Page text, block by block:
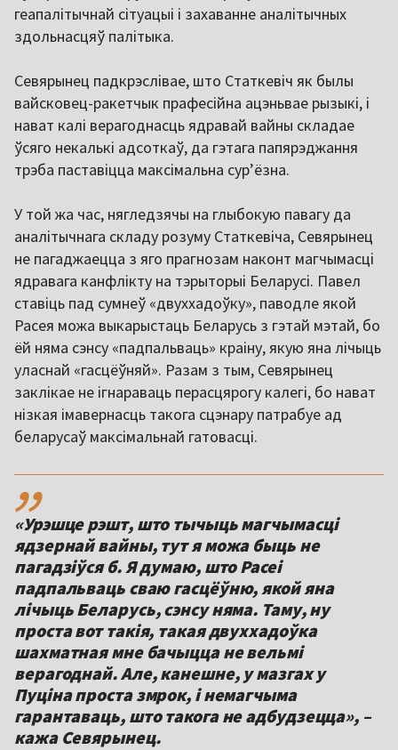
геапалітычнай сітуацыі і захаванне аналітычных
здольнасцяў палітыка.
Севярынец падкрэслівае, што Статкевіч як былы
вайсковец-ракетчык прафесійна ацэньвае рызыкі, і
нават калі верагоднасць ядравай вайны складае
ўсяго некалькі адсоткаў, да гэтага папярэджання
трэба паставіцца максімальна сур’ёзна.
У той жа час, нягледзячы на глыбокую павагу да
аналітычнага складу розуму Статкевіча, Севярынец
не пагаджаецца з яго прагнозам наконт магчымасці
ядравага канфлікту на тэрыторыі Беларусі. Павел
ставіць пад сумнеў «двуххадоўку», паводле якой
Расея можа выкарыстаць Беларусь з гэтай мэтай, бо
ёй няма сэнсу «падпальваць» краіну, якую яна лічыць
уласнай «гасцёўняй». Разам з тым, Севярынец
заклікае не ігнараваць перасцярогу калегі, бо нават
нізкая імавернасць такога сцэнару патрабуе ад
беларусаў максімальнай гатовасці.
,,
«Урэшце рэшт, што тычыць магчымасці
ядзернай вайны, тут я можа быць не
пагадзіўся б. Я думаю, што Расеі
падпальваць сваю гасцёўню, якой яна
лічыць Беларусь, сэнсу няма. Таму, ну
проста вот такія, такая двуххадоўка
шахматная мне бачыцца не вельмі
верагоднай. Але, канешне, у мазгах у
Пуціна проста змрок, і немагчыма
гарантаваць, што такога не адбудзецца», –
кажа Севярынец.